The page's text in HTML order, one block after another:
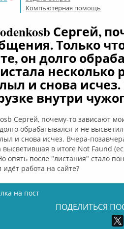
Оффлайн
Компьютерная помощь
Сергей,
Только
он долго
несколько
и снова
внутри
Сергей, почему-то зависают
обрабатывался и не
и снова исчез. Вчера-
высветившая в итоге Not Faund
опять после "листания" стало
работа на сайте?
на пост
ПОДЕЛИТЬСЯ